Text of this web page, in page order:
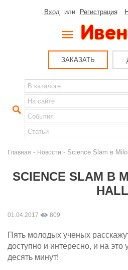
Вход или Регистрация
ЗАКАЗАТЬ
Главная - Новости - Science Slam в Milo
SCIENCE SLAM В
HALL
01.04.2017 809
Пять молодых ученых
доступно и интересно, и на это
десять минут!